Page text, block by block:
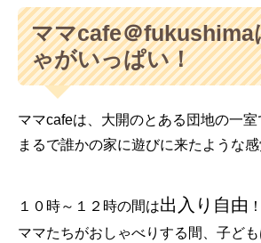
ママcafe＠fukushima
ゃがいっぱい！
ママcafeは、大開のとある団地の一室
まるで誰かの家に遊びに来たような
１０時～１２時の間は出入り自由 ！
ママたちがおしゃべりする間、子ど